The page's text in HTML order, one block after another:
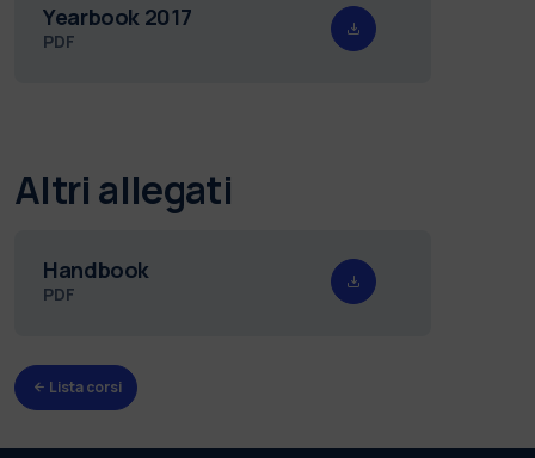
Yearbook 2017
PDF
Altri allegati
Handbook
PDF
Lista corsi